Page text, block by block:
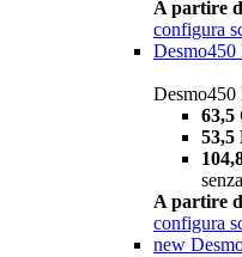
A partire
configura
63,5
53,5
A partire
configura
new